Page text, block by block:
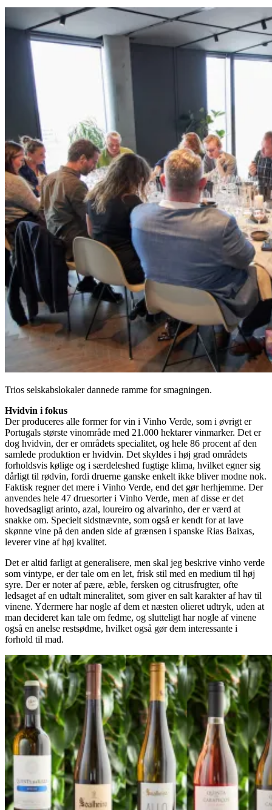
Trios selskabslokaler dannede ramme for smagningen.
Hvidvin i fokus
Der produceres alle former for vin i Vinho Verde, som i øvrigt er
Portugals største vinområde med 21.000 hektarer vinmarker. Det er
dog hvidvin, der er områdets specialitet, og hele 86 procent af den
samlede produktion er hvidvin. Det skyldes i høj grad områdets
forholdsvis kølige og i særdeleshed fugtige klima, hvilket egner sig
dårligt til rødvin, fordi druerne ganske enkelt ikke bliver modne nok.
Faktisk regner det mere i Vinho Verde, end det gør herhjemme. Der
anvendes hele 47 druesorter i Vinho Verde, men af disse er det
hovedsagligt arinto, azal, loureiro og alvarinho, der er værd at
snakke om. Specielt sidstnævnte, som også er kendt for at lave
skønne vine på den anden side af grænsen i spanske Rias Baixas,
leverer vine af høj kvalitet.
Det er altid farligt at generalisere, men skal jeg beskrive vinho verde
som vintype, er der tale om en let, frisk stil med en medium til høj
syre. Der er noter af pære, æble, fersken og citrusfrugter, ofte
ledsaget af en udtalt mineralitet, som giver en salt karakter af hav til
vinene. Ydermere har nogle af dem et næsten olieret udtryk, uden at
man decideret kan tale om fedme, og slutteligt har nogle af vinene
også en anelse restsødme, hvilket også gør dem interessante i
forhold til mad.